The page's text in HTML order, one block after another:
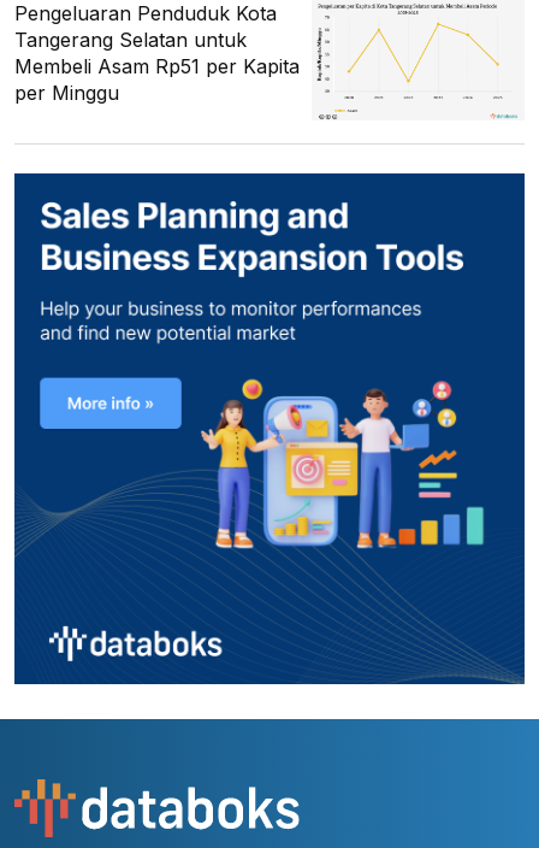
Pengeluaran Penduduk Kota
Tangerang Selatan untuk
Membeli Asam Rp51 per Kapita
per Minggu